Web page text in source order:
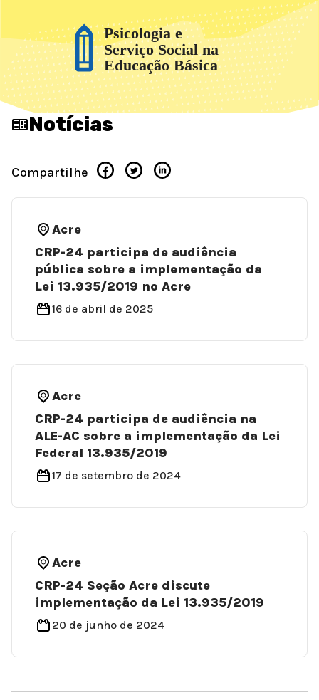
Notícias
Compartilhe
Acre
CRP-24 participa de audiência
pública sobre a implementação da
Lei 13.935/2019 no Acre
16 de abril de 2025
Acre
CRP-24 participa de audiência na
ALE-AC sobre a implementação da Lei
Federal 13.935/2019
17 de setembro de 2024
Acre
CRP-24 Seção Acre discute
implementação da Lei 13.935/2019
20 de junho de 2024